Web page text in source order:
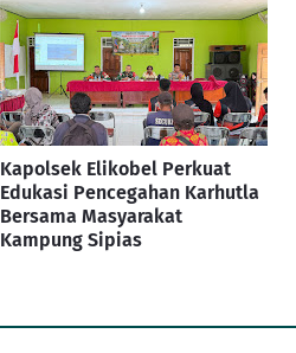
Kapolsek Elikobel Perkuat
Edukasi Pencegahan Karhutla
Bersama Masyarakat
Kampung Sipias